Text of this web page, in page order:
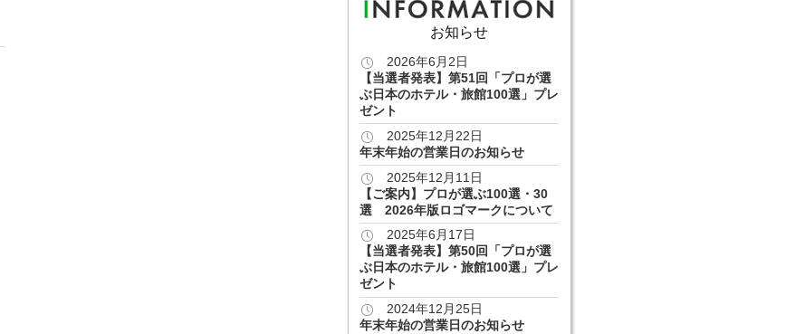
お知らせ
2026年6月2日
【当選者発表】第51回「プロが選
ぶ日本のホテル・旅館100選」プレ
ゼント
2025年12月22日
年末年始の営業日のお知らせ
2025年12月11日
【ご案内】プロが選ぶ100選・30
選 2026年版ロゴマークについて
2025年6月17日
【当選者発表】第50回「プロが選
ぶ日本のホテル・旅館100選」プレ
ゼント
2024年12月25日
年末年始の営業日のお知らせ